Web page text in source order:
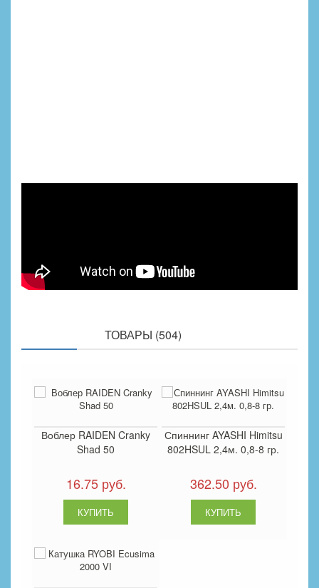
ТОВАРЫ (504)
Воблер RAIDEN Cranky
Shad 50
16.75 руб.
Спиннинг AYASHI Himitsu
802HSUL 2,4м. 0,8-8 гр.
362.50 руб.